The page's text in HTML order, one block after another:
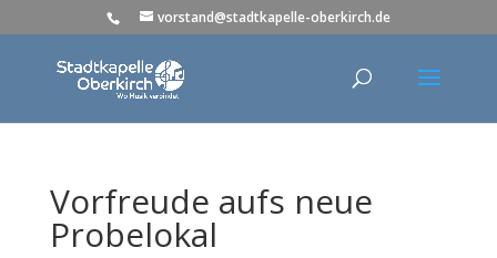
vorstand@stadtkapelle-oberkirch.de
Vorfreude aufs neue
Probelokal